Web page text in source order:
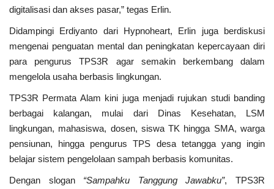
digitalisasi dan akses pasar,” tegas Erlin.
Didampingi Erdiyanto dari Hypnoheart, Erlin juga berdiskusi
mengenai penguatan mental dan peningkatan kepercayaan diri
para pengurus TPS3R agar semakin berkembang dalam
mengelola usaha berbasis lingkungan.
TPS3R Permata Alam kini juga menjadi rujukan studi banding
berbagai kalangan, mulai dari Dinas Kesehatan, LSM
lingkungan, mahasiswa, dosen, siswa TK hingga SMA, warga
pensiunan, hingga pengurus TPS desa tetangga yang ingin
belajar sistem pengelolaan sampah berbasis komunitas.
Dengan slogan “Sampahku Tanggung Jawabku”, TPS3R